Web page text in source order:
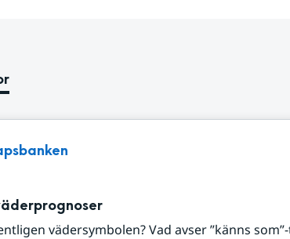
vädersymbolen? Vad avser ”känns